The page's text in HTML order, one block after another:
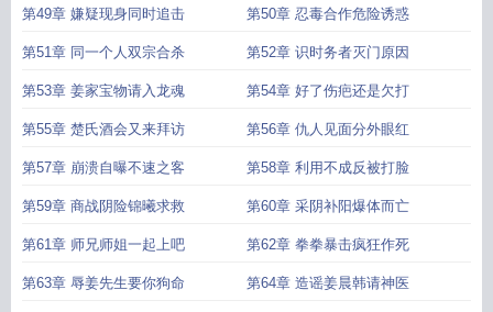
第49章 嫌疑现身同时追击 第50章 忍毒合作危险诱惑
第51章 同一个人双宗合杀 第52章 识时务者灭门原因
第53章 姜家宝物请入龙魂 第54章 好了伤疤还是欠打
第55章 楚氏酒会又来拜访 第56章 仇人见面分外眼红
第57章 崩溃自曝不速之客 第58章 利用不成反被打脸
第59章 商战阴险锦曦求救 第60章 采阴补阳爆体而亡
第61章 师兄师姐一起上吧 第62章 拳拳暴击疯狂作死
第63章 辱姜先生要你狗命 第64章 造谣姜晨韩请神医